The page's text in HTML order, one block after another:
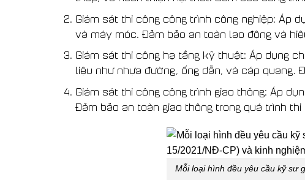
Giám sát thi công công trình công nghiệp: Áp
và máy móc. Đảm bảo an toàn lao động và
Giám sát thi công hạ tầng kỹ thuật: Áp dụng
liệu như nhựa đường, ống dẫn, và cáp
Giám sát thi công công trình giao thông: Áp
Đảm bảo an toàn giao thông trong quá trình thi
Mỗi loại hình đều yêu cầu kỹ sư